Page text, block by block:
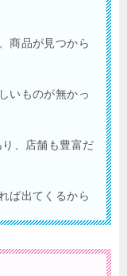
商品が見つから
いものが無かっ
、店舗も豊富だ
ば出てくるから